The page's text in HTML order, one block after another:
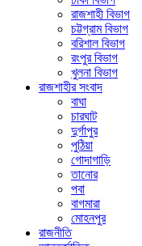
রাজশাহী বিভাগ
চট্টগ্রাম বিভাগ
বরিশাল বিভাগ
রংপুর বিভাগ
খুলনা বিভাগ
রাজশাহীর সংবাদ
বাঘা
চারঘাট
দুর্গাপুর
পুঠিয়া
গোদাগাড়ি
তানোর
পবা
বাগমারা
মোহনপুর
রাজনীতি